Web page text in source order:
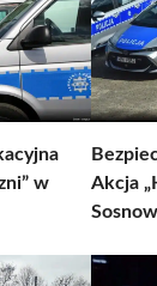
w
Akcja